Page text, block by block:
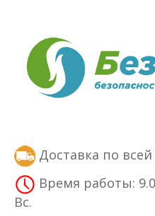
Доставка по всей
Время работы:
Вс.